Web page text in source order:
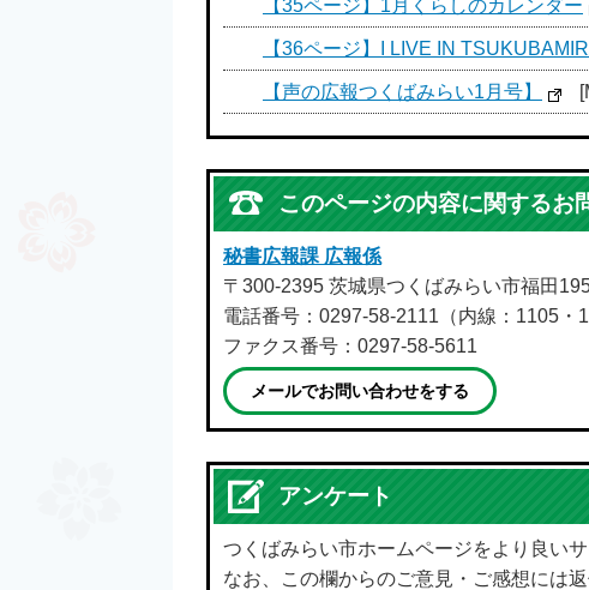
【35ページ】1月くらしのカレンダー
【36ページ】I LIVE IN
【声の広報つくばみらい1月号】
このページの内容に関するお
秘書広報課 広報係
〒300-2395 茨城県つくばみらい市福田
電話番号：0297-58-2111（内線：1105・
ファクス番号：0297-58-5611
メールでお問い合わせをする
アンケート
つくばみらい市ホームページをより良い
なお、この欄からのご意見・ご感想には